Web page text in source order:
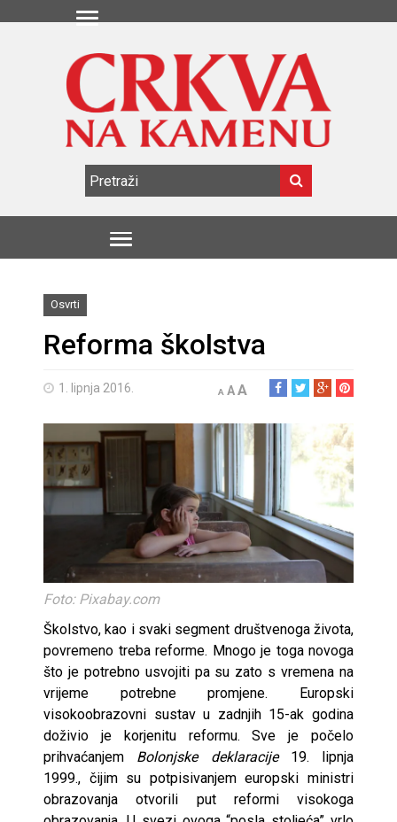
Osvrti
Reforma školstva
1. lipnja 2016. A AA
Foto: Pixabay.com
Školstvo, kao i svaki segment društvenoga života,
povremeno treba reforme. Mnogo je toga novoga
što je potrebno usvojiti pa su zato s vremena na
vrijeme potrebne promjene. Europski
visokoobrazovni sustav u zadnjih 15-ak godina
doživio je korjenitu reformu. Sve je počelo
prihvaćanjem Bolonjske deklaracije19. lipnja
1999., čijim su potpisivanjem europski ministri
obrazovanja otvorili put reformi visokoga